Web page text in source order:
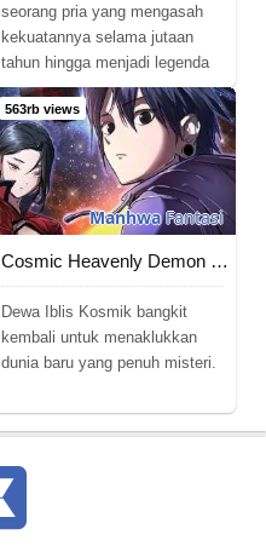
seorang pria yang mengasah
kekuatannya selama jutaan
tahun hingga menjadi legenda
563rb views
ManhwaFantasi
Cosmic Heavenly Demon 3077
Dewa Iblis Kosmik bangkit
kembali untuk menaklukkan
dunia baru yang penuh misteri.